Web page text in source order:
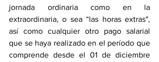
jornada ordinaria como en la
extraordinaria, o sea “las horas extras",
así como cualquier otro pago salarial
que se haya realizado en el período que
comprende desde el 01 de diciembre